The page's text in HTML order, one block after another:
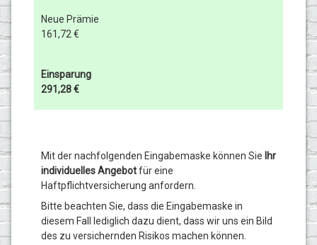
Neue Prämie
161,72 €
Einsparung
291,28 €
Mit der nachfolgenden Eingabemaske können Sie Ihr
individuelles Angebotfür eine
Haftpflichtversicherung anfordern.
Bitte beachten Sie, dass die Eingabemaske in
diesem Fall lediglich dazu dient, dass wir uns ein Bild
des zu versichernden Risikos machen können.